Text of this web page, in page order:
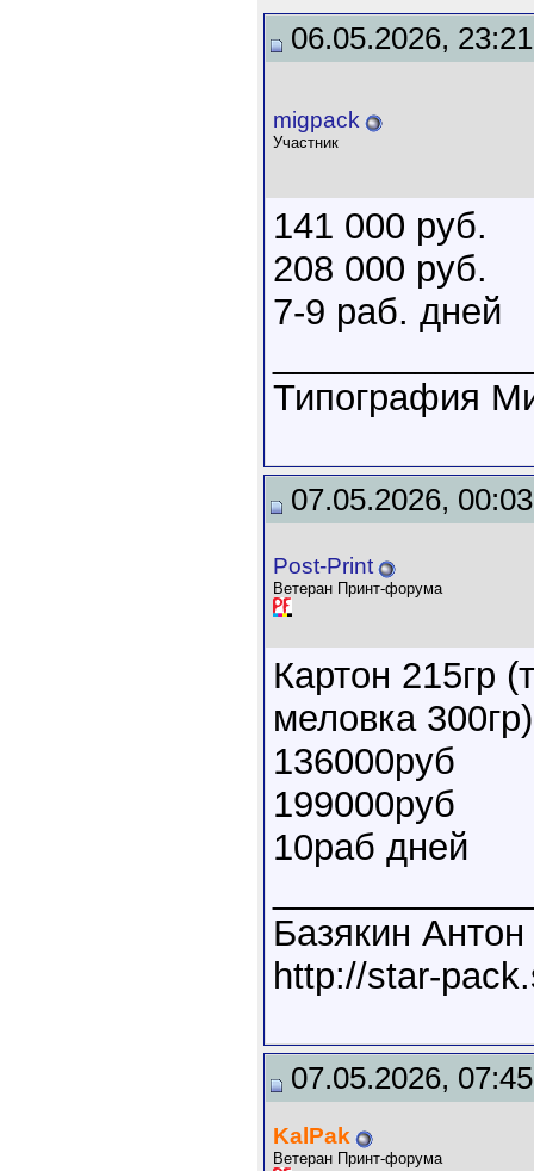
06.05.2026, 23:21
migpack
Участник
141 000 руб.
208 000 руб.
7-9 раб. дней
Типография
07.05.2026, 00:03
Post-Print
Ветеран Принт-форума
Картон 215гр
меловка 300гр)
136000руб
199000руб
10раб дней
Базякин
http://star-
07.05.2026, 07:45
KalPak
Ветеран Принт-форума